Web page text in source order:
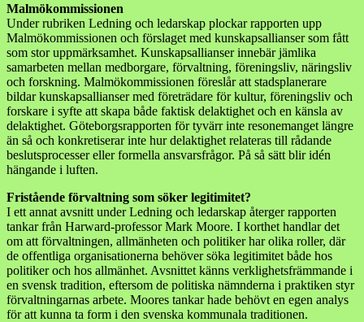
Malmökommissionen
Under rubriken Ledning och ledarskap plockar rapporten upp
Malmökommissionen och förslaget med kunskapsallianser som fått
som stor uppmärksamhet. Kunskapsallianser innebär jämlika
samarbeten mellan medborgare, förvaltning, föreningsliv, näringsliv
och forskning. Malmökommissionen föreslår att stadsplanerare
bildar kunskapsallianser med företrädare för kultur, föreningsliv och
forskare i syfte att skapa både faktisk delaktighet och en känsla av
delaktighet. Göteborgsrapporten för tyvärr inte resonemanget längre
än så och konkretiserar inte hur delaktighet relateras till rådande
beslutsprocesser eller formella ansvarsfrågor. På så sätt blir idén
hängande i luften.
Fristående förvaltning som söker legitimitet?
I ett annat avsnitt under Ledning och ledarskap återger rapporten
tankar från Harward-professor Mark Moore. I korthet handlar det
om att förvaltningen, allmänheten och politiker har olika roller, där
de offentliga organisationerna behöver söka legitimitet både hos
politiker och hos allmänhet. Avsnittet känns verklighetsfrämmande i
en svensk tradition, eftersom de politiska nämnderna i praktiken styr
förvaltningarnas arbete. Moores tankar hade behövt en egen analys
för att kunna ta form i den svenska kommunala traditionen.